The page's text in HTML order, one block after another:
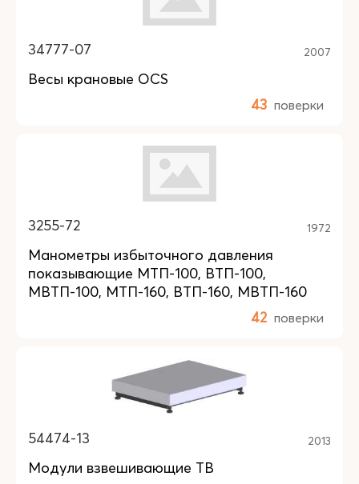
34777-07 2007
Весы крановые OCS
43 поверки
3255-72 1972
Манометры избыточного давления
показывающие МТП-100, ВТП-100,
МВТП-100, МТП-160, ВТП-160, МВТП-160
42 поверки
54474-13 2013
Модули взвешивающие ТВ